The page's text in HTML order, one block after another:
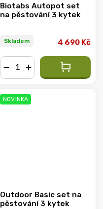
Biotabs Autopot set
na pěstování 3 kytek
Skladem 4 690 Kč
NOVINKA
Outdoor Basic set na
pěstování 3 kytek